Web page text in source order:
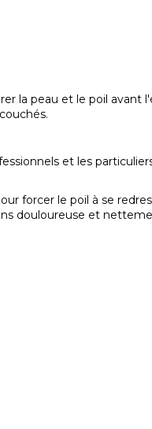
la peau et le poil avant
et les
forcer le poil à se
douloureuse et